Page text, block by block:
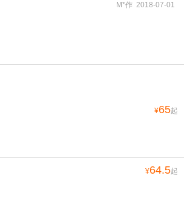
M*作 2018-07-01
¥65起
¥64.5起